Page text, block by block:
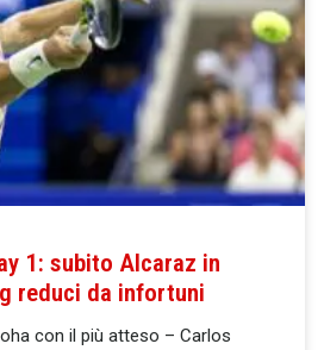
1: subito Alcaraz in
reduci da infortuni
con il più atteso – Carlos